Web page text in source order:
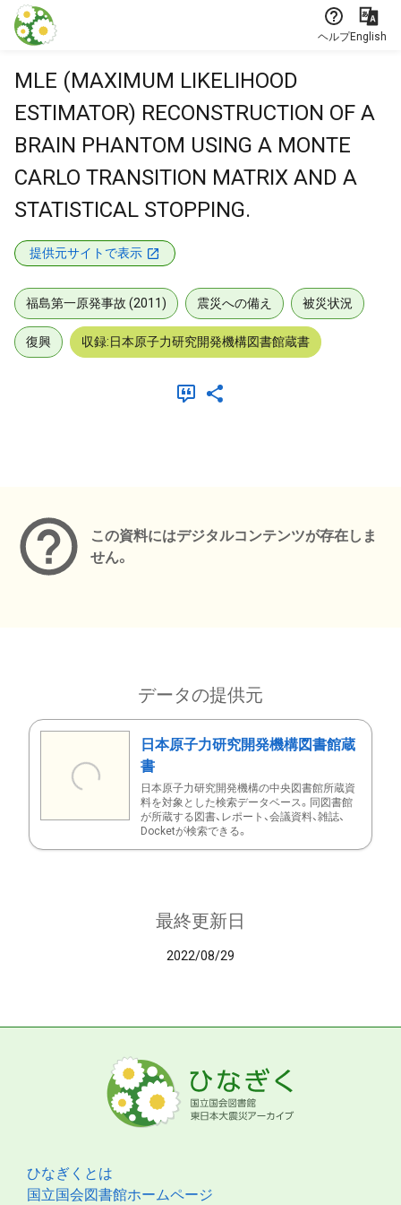
本文に飛ぶ
ヘルプEnglish
MLE (MAXIMUM LIKELIHOOD
ESTIMATOR) RECONSTRUCTION OF A
BRAIN PHANTOM USING A MONTE
CARLO TRANSITION MATRIX AND A
STATISTICAL STOPPING.
提供元サイトで表示
福島第一原発事故 (2011) 震災への備え 被災状況
復興 収録:日本原子力研究開発機構図書館蔵書
この資料にはデジタルコンテンツが存在しま
せん。
データの提供元
日本原子力研究開発機構図書館蔵
書
日本原子力研究開発機構の中央図書館所蔵資
料を対象とした検索データベース。同図書館
が所蔵する図書、レポート、会議資料、雑誌、
Docketが検索できる。
最終更新日
2022/08/29
ひなぎくとは
国立国会図書館ホームページ